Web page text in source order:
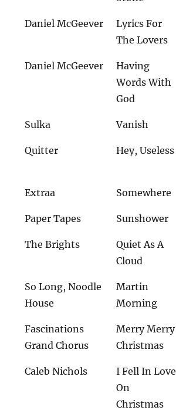
Daniel McGeever
Lyrics For
The Lovers
Daniel McGeever
Having
Words With
God
Sulka Vanish
Quitter Hey, Useless
Extraa Somewhere
Paper Tapes Sunshower
The Brights
Quiet As A
Cloud
So Long, Noodle
House
Martin
Morning
Fascinations
Grand Chorus
Merry Merry
Christmas
Caleb Nichols
I Fell In Love
On
Christmas